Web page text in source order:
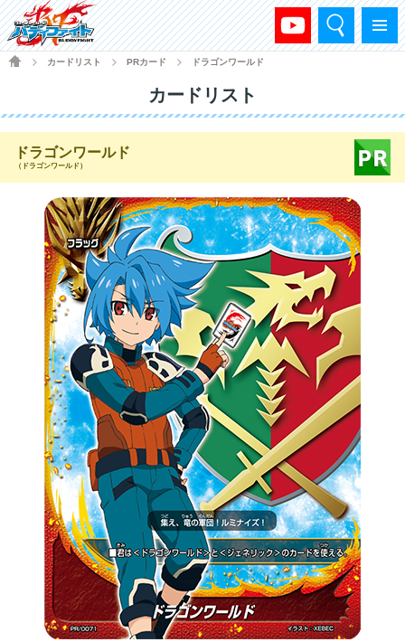
メニュー
検索
HOME
カードリスト PRカード ドラゴンワールド
カードリスト
ドラゴンワールド
（ドラゴンワールド）